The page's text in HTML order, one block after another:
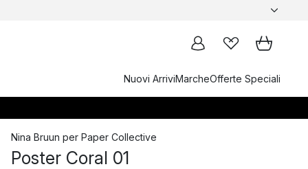
Nuovi ArriviMarcheOfferte Speciali
Nina Bruun per Paper Collective
Poster Coral 01